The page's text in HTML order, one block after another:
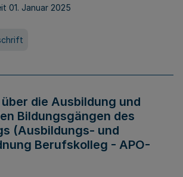
01. Januar 2025
die Ausbildung und
Bildungsgängen des
(Ausbildungs- und
Berufskolleg - APO-